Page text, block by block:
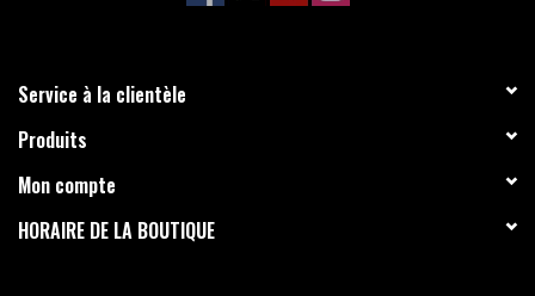
Service à la clientèle
Produits
Mon compte
HORAIRE DE LA BOUTIQUE